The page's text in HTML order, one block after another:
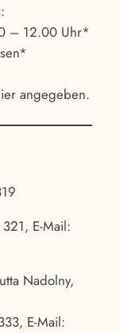
– 12.00 Uhr*
angegeben.
E-Mail:
Nadolny,
E-Mail: